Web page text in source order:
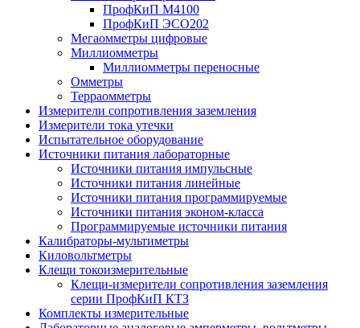
ПрофКиП М4100
ПрофКиП ЭСО202
Мегаомметры цифровые
Миллиомметры
Миллиомметры переносные
Омметры
Терраомметры
Измерители сопротивления заземления
Измерители тока утечки
Испытательное оборудование
Источники питания лабораторные
Источники питания импульсные
Источники питания линейные
Источники питания программируемые
Источники питания эконом-класса
Программируемые источники питания
Калибраторы-мультиметры
Киловольтметры
Клещи токоизмерительные
Клещи-измерители сопротивления заземления
серии ПрофКиП КТЗ
Комплекты измерительные